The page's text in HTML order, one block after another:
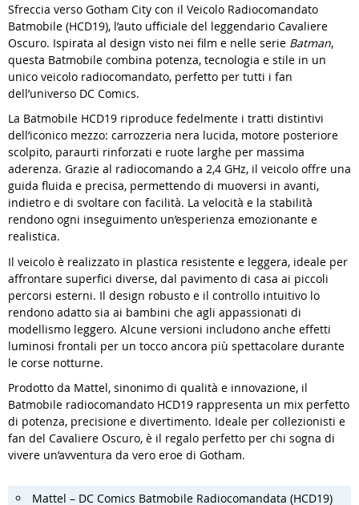
Sfreccia verso Gotham City con il Veicolo Radiocomandato
Batmobile (HCD19), l’auto ufficiale del leggendario Cavaliere
Oscuro. Ispirata al design visto nei film e nelle serie Batman,
questa Batmobile combina potenza, tecnologia e stile in un
unico veicolo radiocomandato, perfetto per tutti i fan
dell’universo DC Comics.
La Batmobile HCD19 riproduce fedelmente i tratti distintivi
dell’iconico mezzo: carrozzeria nera lucida, motore posteriore
scolpito, paraurti rinforzati e ruote larghe per massima
aderenza. Grazie al radiocomando a 2,4 GHz, il veicolo offre una
guida fluida e precisa, permettendo di muoversi in avanti,
indietro e di svoltare con facilità. La velocità e la stabilità
rendono ogni inseguimento un’esperienza emozionante e
realistica.
Il veicolo è realizzato in plastica resistente e leggera, ideale per
affrontare superfici diverse, dal pavimento di casa ai piccoli
percorsi esterni. Il design robusto e il controllo intuitivo lo
rendono adatto sia ai bambini che agli appassionati di
modellismo leggero. Alcune versioni includono anche effetti
luminosi frontali per un tocco ancora più spettacolare durante
le corse notturne.
Prodotto da Mattel, sinonimo di qualità e innovazione, il
Batmobile radiocomandato HCD19 rappresenta un mix perfetto
di potenza, precisione e divertimento. Ideale per collezionisti e
fan del Cavaliere Oscuro, è il regalo perfetto per chi sogna di
vivere un’avventura da vero eroe di Gotham.
Mattel – DC Comics Batmobile Radiocomandata (HCD19)